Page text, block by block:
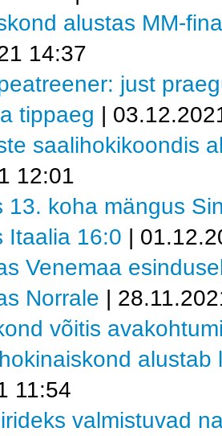
alustas MM-
14:37
just
tippaeg |
saalihokikoondis
12:01
13. koha mängus
Itaalia 16:0 |
Venemaa
Norrale |
võitis
11:54
valmistuvad